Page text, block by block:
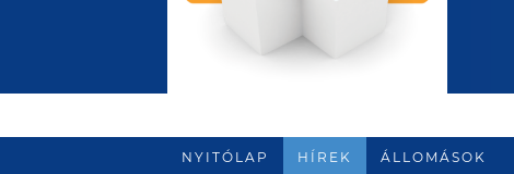
NYITÓLAP HÍREK ÁLLOMÁSOK